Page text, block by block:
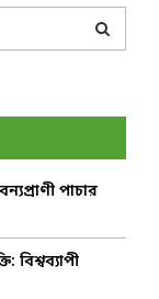
E
A
পাচার
বিশ্বব্যাপী